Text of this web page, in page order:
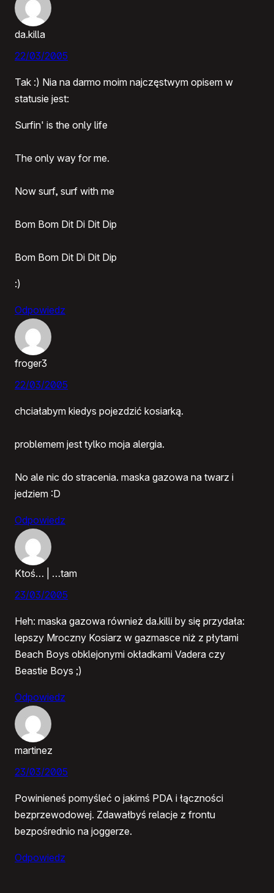
da.killa
22/03/2005
Tak :) Nia na darmo moim najczęstwym opisem w
statusie jest:
Surfin' is the only life
The only way for me.
Now surf, surf with me
Bom Bom Dit Di Dit Dip
Bom Bom Dit Di Dit Dip
:)
Odpowiedz
froger3
22/03/2005
chciałabym kiedys pojezdzić kosiarką.
problemem jest tylko moja alergia.
No ale nic do stracenia. maska gazowa na twarz i
jedziem :D
Odpowiedz
Ktoś… | …tam
23/03/2005
Heh: maska gazowa również da.killi by się przydała:
lepszy Mroczny Kosiarz w gazmasce niż z płytami
Beach Boys obklejonymi okładkami Vadera czy
Beastie Boys ;)
Odpowiedz
martinez
23/03/2005
Powinieneś pomyśleć o jakimś PDA i łączności
bezprzewodowej. Zdawałbyś relacje z frontu
bezpośrednio na joggerze.
Odpowiedz